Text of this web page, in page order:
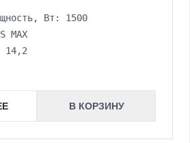
Вт: 1500
MAX
14,2
В КОРЗИНУ